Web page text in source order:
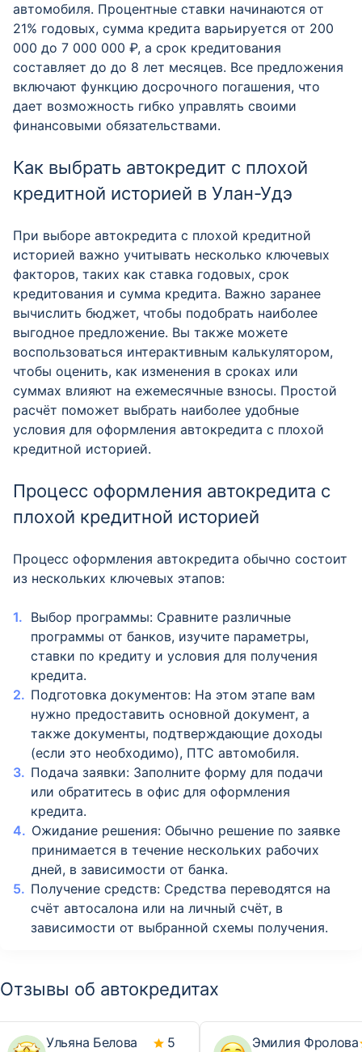
автомобиля. Процентные ставки начинаются от
21% годовых, сумма кредита варьируется от 200
000 до 7 000 000 ₽, а срок кредитования
составляет до до 8 лет месяцев. Все предложения
включают функцию досрочного погашения, что
дает возможность гибко управлять своими
финансовыми обязательствами.
Как выбрать автокредит с плохой
кредитной историей в Улан-Удэ
При выборе автокредита с плохой кредитной
историей важно учитывать несколько ключевых
факторов, таких как ставка годовых, срок
кредитования и сумма кредита. Важно заранее
вычислить бюджет, чтобы подобрать наиболее
выгодное предложение. Вы также можете
воспользоваться интерактивным калькулятором,
чтобы оценить, как изменения в сроках или
суммах влияют на ежемесячные взносы. Простой
расчёт поможет выбрать наиболее удобные
условия для оформления автокредита с плохой
кредитной историей.
Процесс оформления автокредита с
плохой кредитной историей
Процесс оформления автокредита обычно состоит
из нескольких ключевых этапов:
Выбор программы: Сравните различные
программы от банков, изучите параметры,
ставки по кредиту и условия для получения
кредита.
Подготовка документов: На этом этапе вам
нужно предоставить основной документ, а
также документы, подтверждающие доходы
(если это необходимо), ПТС автомобиля.
Подача заявки: Заполните форму для подачи
или обратитесь в офис для оформления
кредита.
Ожидание решения: Обычно решение по заявке
принимается в течение нескольких рабочих
дней, в зависимости от банка.
Получение средств: Средства переводятся на
счёт автосалона или на личный счёт, в
зависимости от выбранной схемы получения.
Отзывы об автокредитах
Ульяна Белова 5 Эмилия Фролова